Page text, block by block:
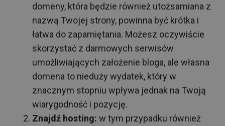
domeny, która będzie również utożsamiana z
nazwą Twojej strony, powinna być krótka i
łatwa do zapamiętania. Możesz oczywiście
skorzystać z darmowych serwisów
umożliwiających założenie bloga, ale własna
domena to nieduży wydatek, który w
znacznym stopniu wpływa jednak na Twoją
wiarygodność i pozycję.
Znajdź hosting: w tym przypadku również